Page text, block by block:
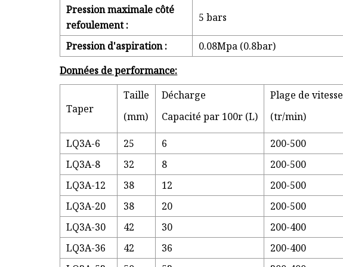
Pression maximale côté
refoulement :
5 bars
Pression d'aspiration :
0.08Mpa (0.8bar)
Données de performance:
Taper
Taille
(mm)
Décharge
Capacité par 100r (L)
Plage de vitesse
(tr/min)
LQ3A-6 25 6 200-500
LQ3A-8
32 8 200-500
LQ3A-12
38 12 200-500
LQ3A-20
38 20 200-500
LQ3A-30
42 30 200-400
LQ3A-36
42 36 200-400